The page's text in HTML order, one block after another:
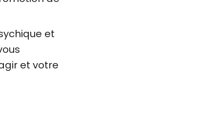
et
et votre